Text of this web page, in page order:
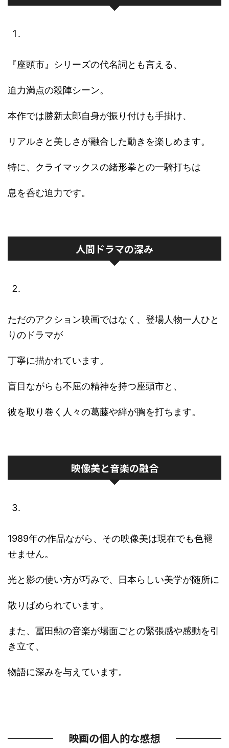
『座頭市』シリーズの代名詞とも言える、
迫力満点の殺陣シーン。
本作では勝新太郎自身が振り付けも手掛け、
リアルさと美しさが融合した動きを楽しめます。
特に、クライマックスの緒形拳との一騎打ちは
息を呑む迫力です。
人間ドラマの深み
ただのアクション映画ではなく、登場人物一人ひと
りのドラマが
丁寧に描かれています。
盲目ながらも不屈の精神を持つ座頭市と、
彼を取り巻く人々の葛藤や絆が胸を打ちます。
映像美と音楽の融合
1989年の作品ながら、その映像美は現在でも色褪
せません。
光と影の使い方が巧みで、日本らしい美学が随所に
散りばめられています。
また、冨田勲の音楽が場面ごとの緊張感や感動を引
き立て、
物語に深みを与えています。
映画の個人的な感想